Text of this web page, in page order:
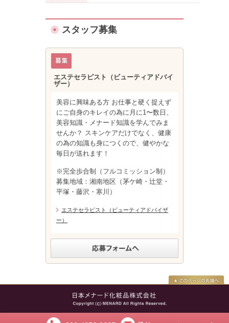
スタッフ募集
エステセラピスト（ビューティアドバイ
ザー）
美容に興味ある方 お仕事と硬く捉えず
にご自身のキレイの為に月に1〜数日、
美容知識・メナード知識を学んでみま
せんか？ スキンケアだけでなく、健康
の為の知識も身につくので、健やかな
毎日が送れます！
※完全歩合制（フルコミッション制）
募集地域：湘南地区（茅ケ崎・辻堂・
平塚・藤沢・寒川）
エステセラピスト（ビューティアドバイザ
ー）